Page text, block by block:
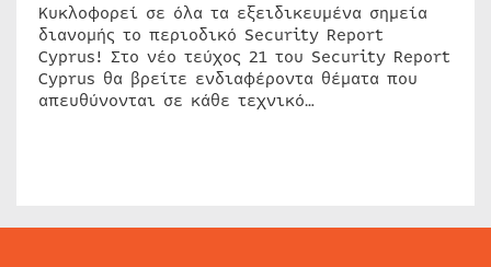
Κυκλοφορεί σε όλα τα εξειδικευμένα σημεία
διανομής το περιοδικό Security Report
Cyprus! Στο νέο τεύχος 21 του Security Report
Cyprus θα βρείτε ενδιαφέροντα θέματα που
απευθύνονται σε κάθε τεχνικό…